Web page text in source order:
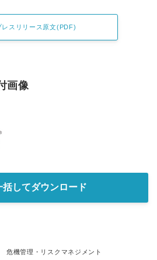
レスリリース原文(PDF)
画像
括してダウンロード
危機管理・リスクマネジメント